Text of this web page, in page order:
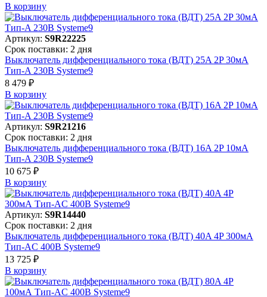
В корзинy
Артикул: S9R22225
Срок поставки: 2 дня
Выключатель дифференциального тока (ВДТ) 25A 2P 30мА
Тип-A 230В Systeme9
8 479 ₽
В корзинy
Артикул: S9R21216
Срок поставки: 2 дня
Выключатель дифференциального тока (ВДТ) 16A 2P 10мА
Тип-A 230В Systeme9
10 675 ₽
В корзинy
Артикул: S9R14440
Срок поставки: 2 дня
Выключатель дифференциального тока (ВДТ) 40A 4P 300мА
Тип-AC 400В Systeme9
13 725 ₽
В корзинy